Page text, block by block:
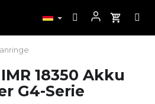
18350 Akku
G4-Serie